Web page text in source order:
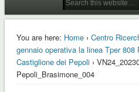
You are here: Home› Centro
gennaio operativa la linea Tper 808
Castiglione dei Pepoli›
Pepoli_Brasimone_004